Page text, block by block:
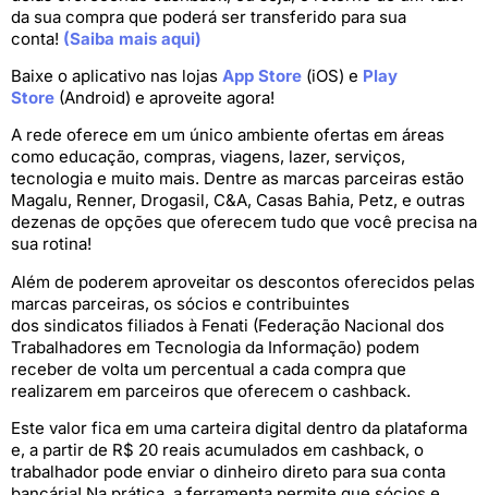
da sua compra que poderá ser transferido para sua
conta! (Saiba mais aqui)
Baixe o aplicativo nas lojas App Store (iOS) e Play
Store (Android) e aproveite agora!
A rede oferece em um único ambiente ofertas em áreas
como educação, compras, viagens, lazer, serviços,
tecnologia e muito mais. Dentre as marcas parceiras estão
Magalu, Renner, Drogasil, C&A, Casas Bahia, Petz, e outras
dezenas de opções que oferecem tudo que você precisa na
sua rotina!
Além de poderem aproveitar os descontos oferecidos pelas
marcas parceiras, os sócios e contribuintes
dos sindicatos filiados à Fenati (Federação Nacional dos
Trabalhadores em Tecnologia da Informação) podem
receber de volta um percentual a cada compra que
realizarem em parceiros que oferecem o cashback.
Este valor fica em uma carteira digital dentro da plataforma
e, a partir de R$ 20 reais acumulados em cashback, o
trabalhador pode enviar o dinheiro direto para sua conta